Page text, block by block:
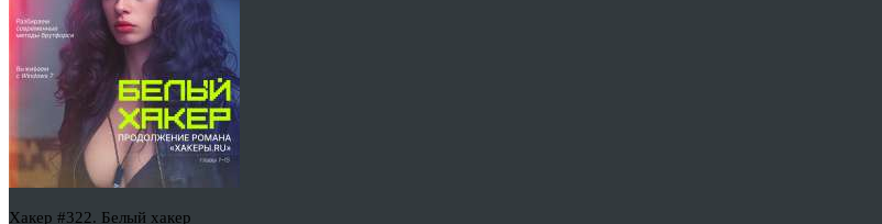
Хакер #322. Белый хакер